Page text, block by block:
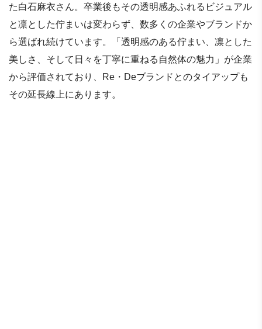
た白石麻衣さん。卒業後もその透明感あふれるビジュアル
と凛とした佇まいは変わらず、数多くの企業やブランドか
ら選ばれ続けています。「透明感のある佇まい、凛とした
美しさ、そして日々を丁寧に重ねる自然体の魅力」が企業
から評価されており、Re・Deブランドとのタイアップも
その延長線上にあります。